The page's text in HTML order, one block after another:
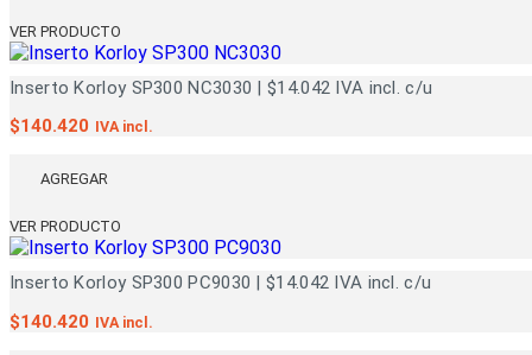
VER PRODUCTO
Inserto Korloy SP300 NC3030 | $14.042 IVA incl. c/u
$140.420 IVA incl.
AGREGAR
VER PRODUCTO
Inserto Korloy SP300 PC9030 | $14.042 IVA incl. c/u
$140.420 IVA incl.